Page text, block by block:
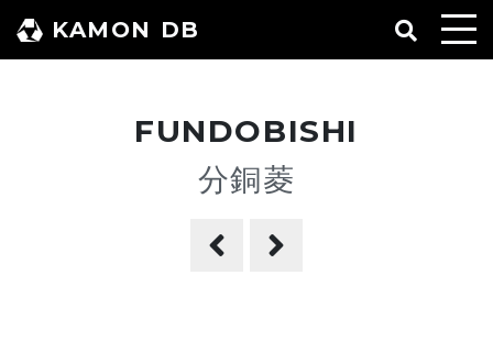
ン
KAMON DB
FUNDOBISHI
分銅菱